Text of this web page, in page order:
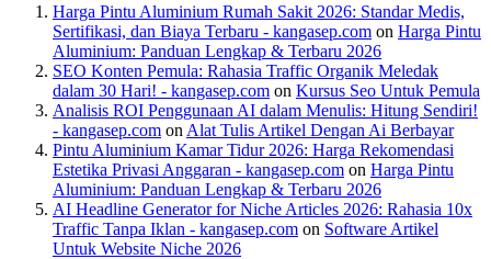
Harga Pintu Aluminium Rumah Sakit 2026: Standar Medis,
Sertifikasi, dan Biaya Terbaru - kangasep.com on Harga Pintu
Aluminium: Panduan Lengkap & Terbaru 2026
SEO Konten Pemula: Rahasia Traffic Organik Meledak
dalam 30 Hari! - kangasep.com on Kursus Seo Untuk Pemula
Analisis ROI Penggunaan AI dalam Menulis: Hitung Sendiri!
- kangasep.com on Alat Tulis Artikel Dengan Ai Berbayar
Pintu Aluminium Kamar Tidur 2026: Harga Rekomendasi
Estetika Privasi Anggaran - kangasep.com on Harga Pintu
Aluminium: Panduan Lengkap & Terbaru 2026
AI Headline Generator for Niche Articles 2026: Rahasia 10x
Traffic Tanpa Iklan - kangasep.com on Software Artikel
Untuk Website Niche 2026